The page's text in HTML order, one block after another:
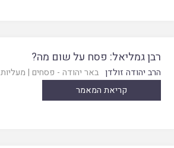
רבן גמליאל: פסח על שום מה?
הרב יהודה זולדן באר יהודה - פסחים | מעליות
קריאת המאמר